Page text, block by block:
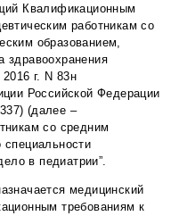
Квалификационным
работникам со
образованием,
здравоохранения
г. N 83н
Российской Федерации
(далее –
со средним
в педиатрии”.
медицинский
требованиям к